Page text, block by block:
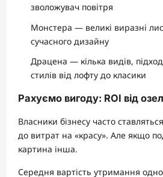
зволожувач повітря
Монстера — великі виразні
сучасного дизайну
Драцена — кілька видів,
стилів від лофту до класики
Рахуємо вигоду: ROI від
Власники бізнесу часто
до витрат на «красу». Але якщо
картина інша.
Середня вартість утримання